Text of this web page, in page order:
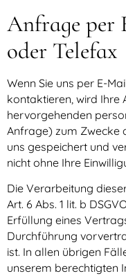
Anfrage per
oder Telefax
Wenn Sie uns per E-
kontaktieren, wird Ihre
hervorgehenden
Anfrage) zum Zwecke
uns gespeichert und
nicht ohne Ihre
Die Verarbeitung
Art. 6 Abs. 1 lit. b
Erfüllung eines
Durchführung
ist. In allen übrigen
unserem berechtigten